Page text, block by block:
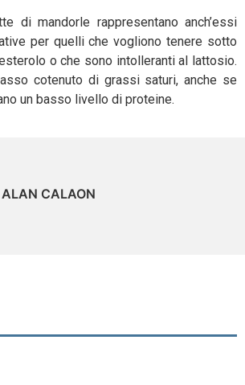
di mandorle rappresentano anch’essi
per quelli che vogliono tenere sotto
o che sono intolleranti al lattosio.
cotenuto di grassi saturi, anche se
un basso livello di proteine.
ALAN CALAON